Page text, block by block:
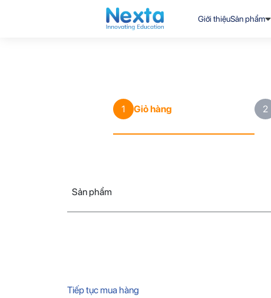
Giới thiệuSản phẩm
1 Giỏ hàng 2
Sản phẩm
Tiếp tục mua hàng